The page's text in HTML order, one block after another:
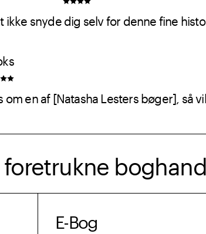
ikke snyde dig selv for denne fine
om en af [Natasha Lesters bøger], så
E-Bog